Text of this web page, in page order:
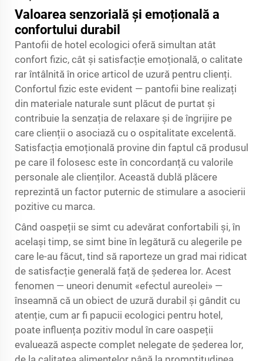
Valoarea senzorială și emoțională a
confortului durabil
Pantofii de hotel ecologici oferă simultan atât
confort fizic, cât și satisfacție emoțională, o calitate
rar întâlnită în orice articol de uzură pentru clienți.
Confortul fizic este evident — pantofii bine realizați
din materiale naturale sunt plăcut de purtat și
contribuie la senzația de relaxare și de îngrijire pe
care clienții o asociază cu o ospitalitate excelentă.
Satisfacția emoțională provine din faptul că produsul
pe care îl folosesc este în concordanță cu valorile
personale ale clienților. Această dublă plăcere
reprezintă un factor puternic de stimulare a asocierii
pozitive cu marca.
Când oaspeții se simt cu adevărat confortabili și, în
același timp, se simt bine în legătură cu alegerile pe
care le-au făcut, tind să raporteze un grad mai ridicat
de satisfacție generală față de șederea lor. Acest
fenomen — uneori denumit «efectul aureolei» —
înseamnă că un obiect de uzură durabil și gândit cu
atenție, cum ar fi papucii ecologici pentru hotel,
poate influența pozitiv modul în care oaspeții
evaluează aspecte complet nelegate de șederea lor,